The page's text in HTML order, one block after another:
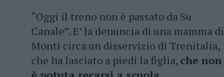
“Oggi il treno non è passato da Su
Canale”. E’ la denuncia di una mamma di
Monti circa un disservizio di Trenitalia,
che ha lasciato a piedi la figlia, che non